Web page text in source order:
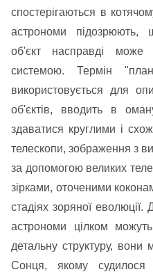
спостерігаються в
астрономи підозрюють,
об'єкт насправді може
системою. Термін
використовується для
об'єктів, вводить в
здаватися круглими і
телескопи, зображення з
за допомогою великих
зірками, оточеними
стадіях зоряної
астрономи цілком
детальну структуру,
Сонця, якому